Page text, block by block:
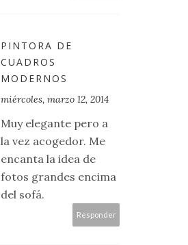
PINTORA DE
CUADROS
MODERNOS
miércoles, marzo 12, 2014
Muy elegante pero a
la vez acogedor. Me
encanta la idea de
fotos grandes encima
del sofá.
Responder